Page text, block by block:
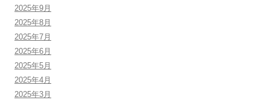
2025年9月
2025年8月
2025年7月
2025年6月
2025年5月
2025年4月
2025年3月